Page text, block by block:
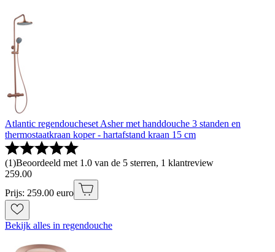
Atlantic regendoucheset Asher met handdouche 3 standen en
thermostaatkraan koper - hartafstand kraan 15 cm
(1)Beoordeeld met 1.0 van de 5 sterren, 1 klantreview
259.00
Prijs: 259.00 euro
Bekijk alles in regendouche